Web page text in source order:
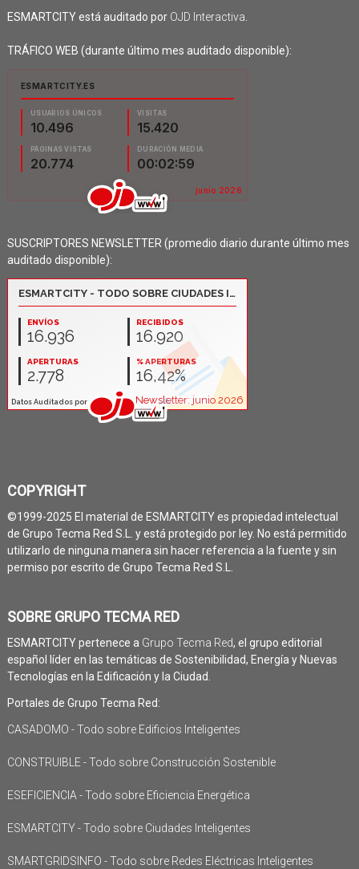
ESMARTCITY está auditado por OJD Interactiva
TRÁFICO WEB (durante último mes auditado disponible):
SUSCRIPTORES NEWSLETTER (promedio diario durante último mes
auditado disponible):
COPYRIGHT
©1999-2025 El material de ESMARTCITY es propiedad intelectual
de Grupo Tecma Red S.L. y está protegido por ley. No está permitido
utilizarlo de ninguna manera sin hacer referencia a la fuente y sin
permiso por escrito de Grupo Tecma Red S.L.
SOBRE GRUPO TECMA RED
ESMARTCITY pertenece a Grupo Tecma Red, el grupo editorial
español líder en las temáticas de Sostenibilidad, Energía y Nuevas
Tecnologías en la Edificación y la Ciudad.
Portales de Grupo Tecma Red:
CASADOMO - Todo sobre Edificios Inteligentes
CONSTRUIBLE - Todo sobre Construcción Sostenible
ESEFICIENCIA - Todo sobre Eficiencia Energética
ESMARTCITY - Todo sobre Ciudades Inteligentes
SMARTGRIDSINFO - Todo sobre Redes Eléctricas Inteligentes